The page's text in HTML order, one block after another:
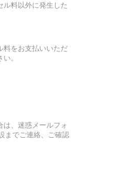
料以外に発生した
料をお支払いいただ
。
、迷惑メールフォ
までご連絡、ご確認